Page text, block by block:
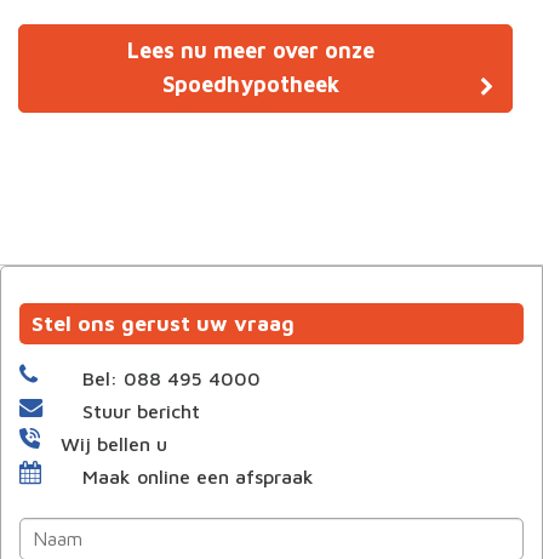
Lees nu meer over onze
Spoedhypotheek
Stel ons gerust uw vraag
Bel: 088 495 4000
Stuur bericht
Wij bellen u
Maak online een afspraak